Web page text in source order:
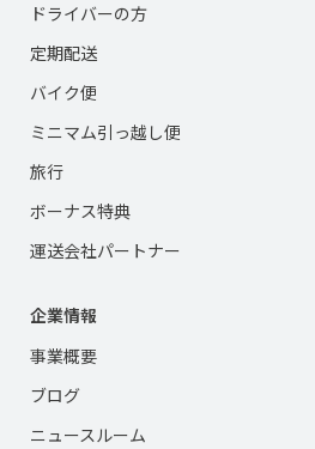
ドライバーの方
定期配送
バイク便
ミニマム引っ越し便
旅行
ボーナス特典
運送会社パートナー
企業情報
事業概要
ブログ
ニュースルーム